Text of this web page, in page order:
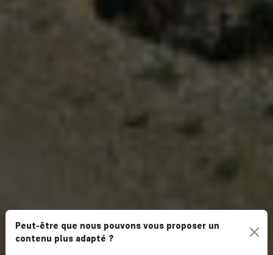
Peut-être que nous pouvons vous proposer un
contenu plus adapté ?